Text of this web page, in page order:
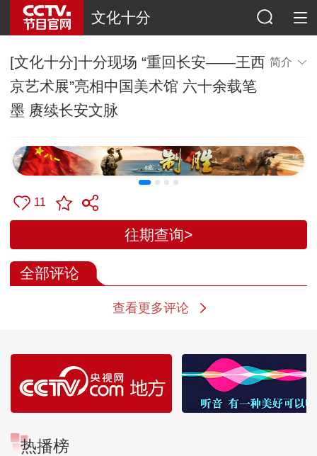
文化十分
[文化十分]十分现场 “重回长安——王西
京艺术展”亮相中国美术馆 六十余载笔
墨 赓续长安文脉
简介
11
往期查询>
全部评论
查看更多评论
热播榜